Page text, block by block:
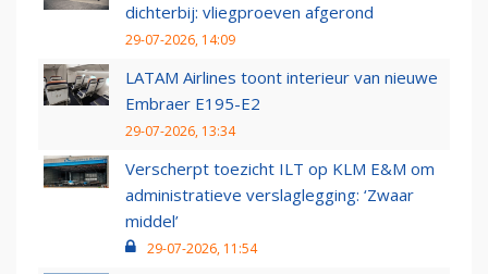
dichterbij: vliegproeven afgerond
29-07-2026, 14:09
LATAM Airlines toont interieur van nieuwe
Embraer E195-E2
29-07-2026, 13:34
Verscherpt toezicht ILT op KLM E&M om
administratieve verslaglegging: ‘Zwaar
middel’
29-07-2026, 11:54